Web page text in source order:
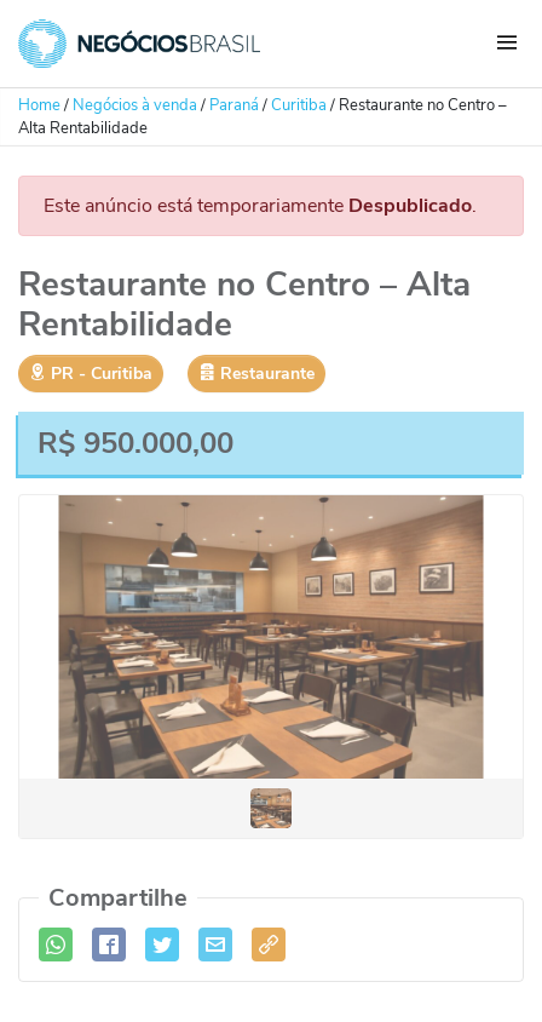
Home/ Negócios à venda/ Paraná/Curitiba/ Restaurante no Centro –
Alta Rentabilidade
Este anúncio está temporariamente Despublicado.
Restaurante no Centro – Alta
Rentabilidade
PR ‐ Curitiba Restaurante
R$ 950.000,00
Compartilhe